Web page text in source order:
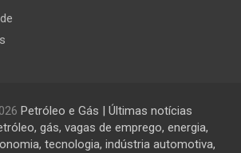
Petróleo e Gás | Últimas notícias
gás, vagas de emprego, energia,
tecnologia, indústria automotiva,